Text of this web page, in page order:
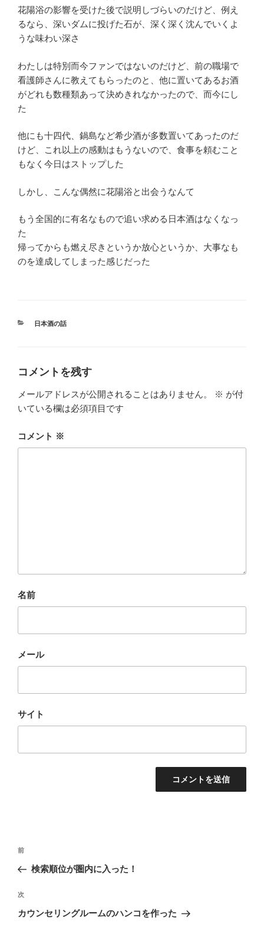
花陽浴の影響を受けた後で説明しづらいのだけど、例え
るなら、深いダムに投げた石が、深く深く沈んでいくよ
うな味わい深さ
わたしは特別而今ファンではないのだけど、前の職場で
看護師さんに教えてもらったのと、他に置いてあるお酒
がどれも数種類あって決めきれなかったので、而今にし
た
他にも十四代、鍋島など希少酒が多数置いてあったのだ
けど、これ以上の感動はもうないので、食事を頼むこと
もなく今日はストップした
しかし、こんな偶然に花陽浴と出会うなんて
もう全国的に有名なもので追い求める日本酒はなくなっ
た
帰ってからも燃え尽きというか放心というか、大事なも
のを達成してしまった感じだった
カ
日本酒の話
コメントを残す
メールアドレスが公開されることはありません。 ※ が付
いている欄は必須項目です
コメント ※
名前
メール
サイト
投
ナ
ビ
ゲ
前
の
稿
前
検索順位が圏内に入った！
次
の
次
カウンセリングルームのハンコを作った